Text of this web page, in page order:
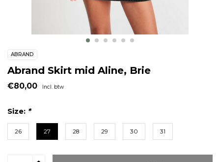
ABRAND
Abrand Skirt mid Aline, Brie
€80,00 Incl. btw
Size: *
26 27 28 29 30 31